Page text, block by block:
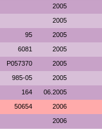
2005
2005
95 2005
6081 2005
P057370 2005
985-05 2005
164 06.2005
50654 2006
2006